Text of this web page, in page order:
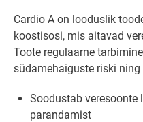
Cardio A on looduslik
koostisosi, mis aitavad
Toote regulaarne
südamehaiguste riski
Soodustab veresoonte
parandamist